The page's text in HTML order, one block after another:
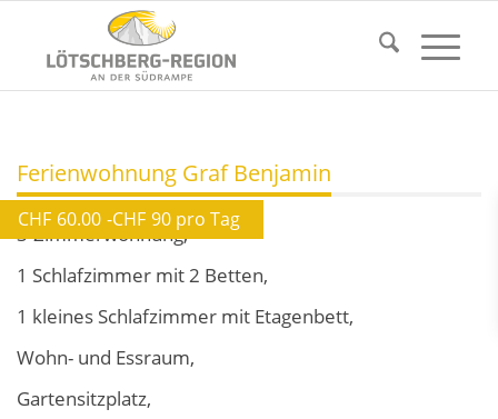
CHF 60.00 -CHF 90 pro Tag
Ferienwohnung Graf Benjamin
3-Zimmerwohnung,
1 Schlafzimmer mit 2 Betten,
1 kleines Schlafzimmer mit Etagenbett,
Wohn- und Essraum,
Gartensitzplatz,